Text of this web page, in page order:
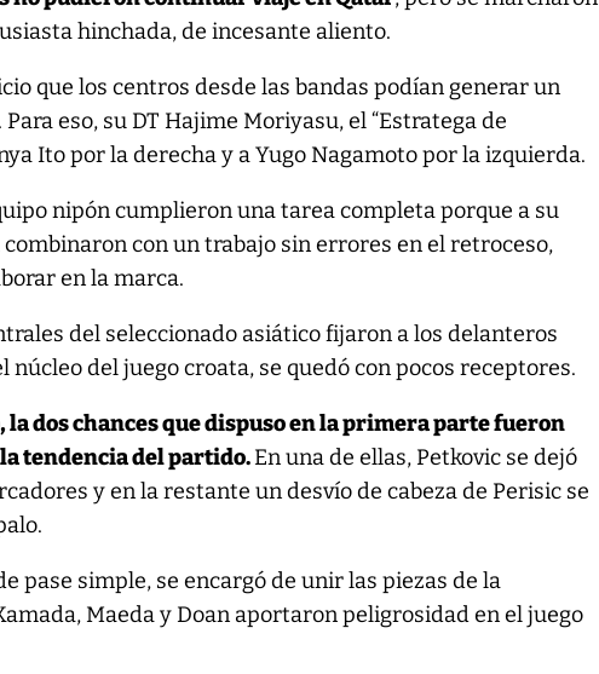
hinchada, de incesante aliento.
que los centros desde las bandas podían generar un
eso, su DT Hajime Moriyasu, el “Estratega de
Ito por la derecha y a Yugo Nagamoto por la izquierda.
nipón cumplieron una tarea completa porque a su
con un trabajo sin errores en el retroceso,
en la marca.
del seleccionado asiático fijaron a los delanteros
núcleo del juego croata, se quedó con pocos receptores.
la dos chances que dispuso en la primera parte fueron
tendencia del partido.En una de ellas, Petkovic se dejó
y en la restante un desvío de cabeza de Perisic se
pase simple, se encargó de unir las piezas de la
Maeda y Doan aportaron peligrosidad en el juego